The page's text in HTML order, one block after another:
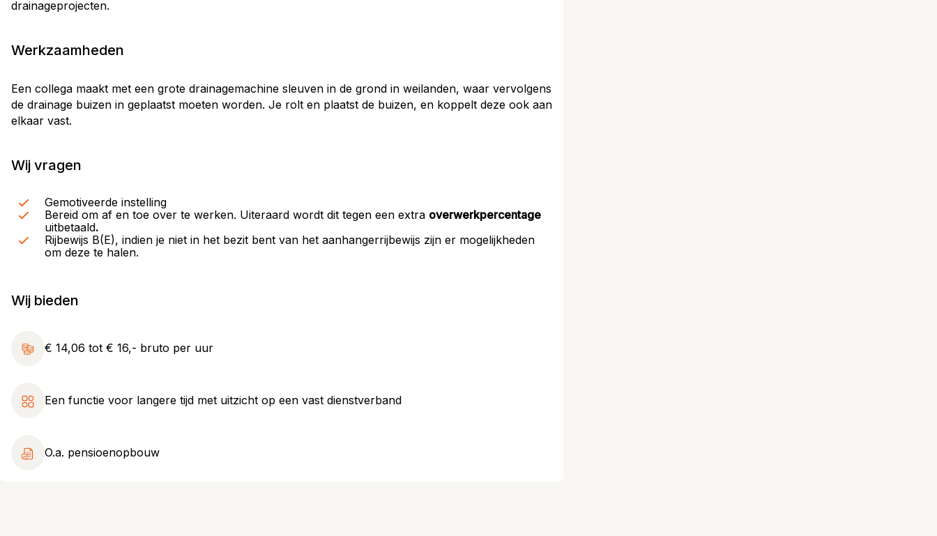
drainageprojecten.
Werkzaamheden
Een collega maakt met een grote drainagemachine sleuven in de grond in weilanden, waar vervolgens
de drainage buizen in geplaatst moeten worden. Je rolt en plaatst de buizen, en koppelt deze ook aan
elkaar vast.
Wij vragen
Gemotiveerde instelling
Bereid om af en toe over te werken. Uiteraard wordt dit tegen een extra overwerkpercentage
uitbetaald.
Rijbewijs B(E), indien je niet in het bezit bent van het aanhangerrijbewijs zijn er mogelijkheden
om deze te halen.
Wij bieden
€ 14,06 tot € 16,- bruto per uur
Een functie voor langere tijd met uitzicht op een vast dienstverband
O.a. pensioenopbouw